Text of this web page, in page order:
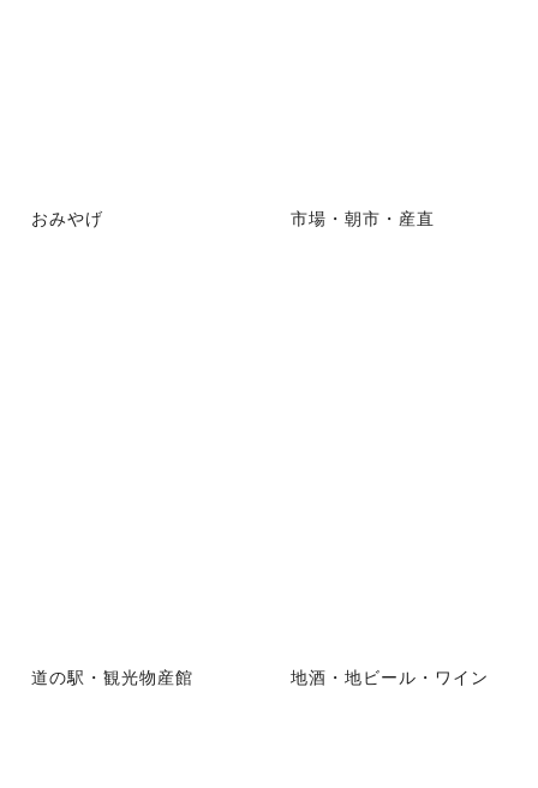
おみやげ 市場・朝市・産直
道の駅・観光物産館 地酒・地ビール・ワイン